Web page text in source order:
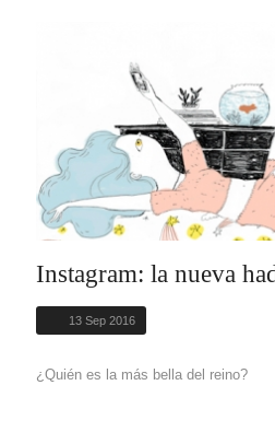
Instagram: la nueva
13 Sep 2016
¿Quién es la más bella del reino?